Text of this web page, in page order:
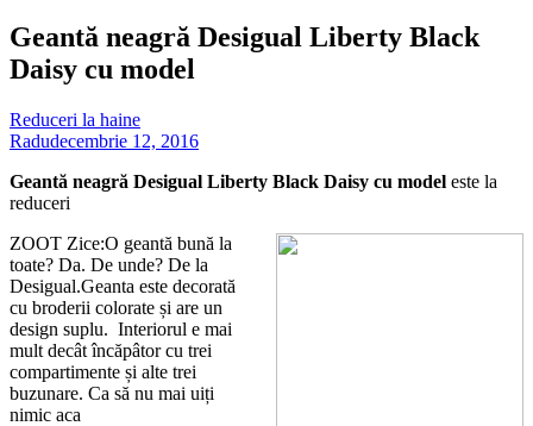
Geantă neagră Desigual Liberty Black
Daisy cu model
Reduceri la haine
Radudecembrie 12, 2016
Geantă neagră Desigual Liberty Black Daisy cu model este la
reduceri
ZOOT Zice:O geantă bună la
toate? Da. De unde? De la
Desigual.Geanta este decorată
cu broderii colorate și are un
design suplu. Interiorul e mai
mult decât încăpâtor cu trei
compartimente și alte trei
buzunare. Ca să nu mai uiți
nimic aca